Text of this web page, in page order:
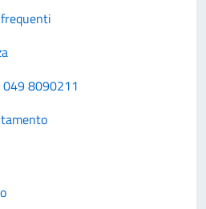
049 8090211